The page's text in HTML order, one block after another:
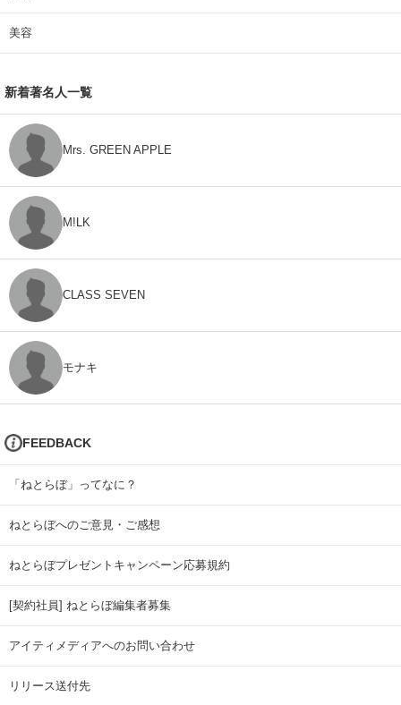
美容
新着著名人一覧
Mrs. GREEN APPLE
M!LK
CLASS SEVEN
モナキ
FEEDBACK
「ねとらぼ」ってなに？
ねとらぼへのご意見・ご感想
ねとらぼプレゼントキャンペーン応募規約
[契約社員] ねとらぼ編集者募集
アイティメディアへのお問い合わせ
リリース送付先